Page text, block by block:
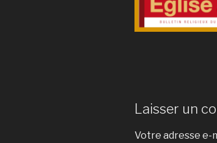
Laisser un
Votre adresse e-